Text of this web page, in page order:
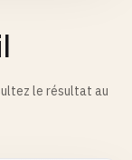
le résultat au